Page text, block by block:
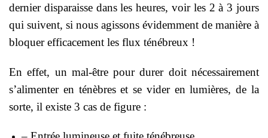
dernier disparaisse dans les heures, voir les 2 à 3 jours
qui suivent, si nous agissons évidemment de manière à
bloquer efficacement les flux ténébreux !
En effet, un mal-être pour durer doit nécessairement
s’alimenter en ténèbres et se vider en lumières, de la
sorte, il existe 3 cas de figure :